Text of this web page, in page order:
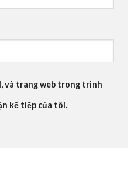
và trang web trong trình
kế tiếp của tôi.